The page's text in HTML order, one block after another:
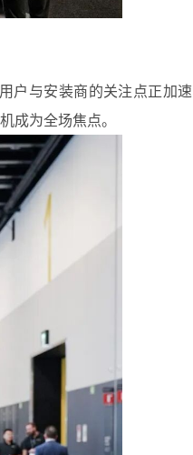
户与安装商的关注点正加速
成为全场焦点。